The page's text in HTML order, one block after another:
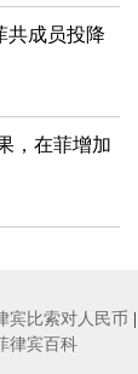
共成员投降
，在菲增加
宾比索对人民币
律宾百科